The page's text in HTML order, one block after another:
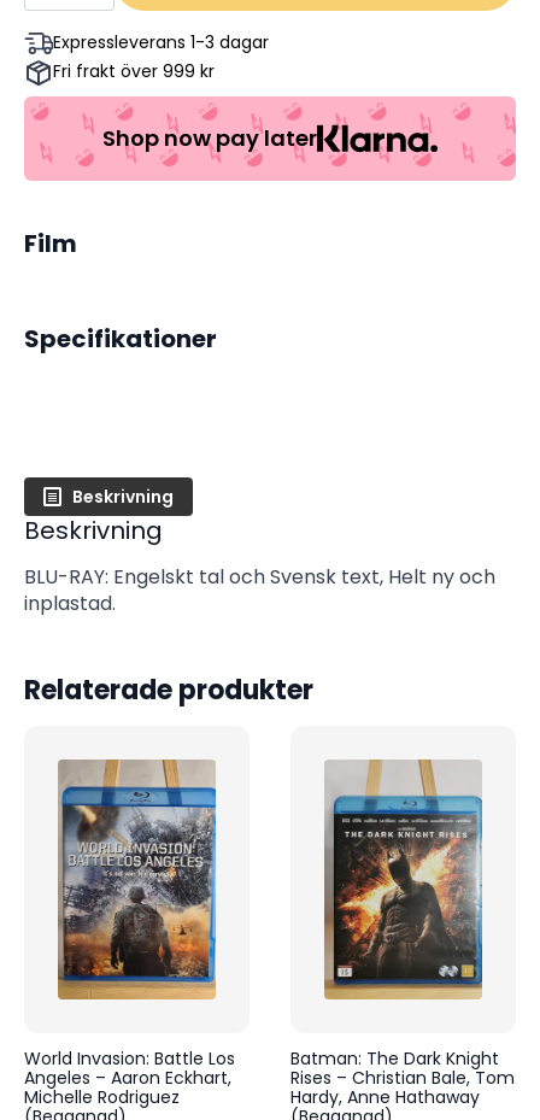
Uprising
(INPLASTAD)
John
Boyega,
Adria
Arjona,
Eastwood
(Begagnad)
mängd
Expressleverans 1-3 dagar
Fri frakt över 999 kr
Shop now pay later
Film
Specifikationer
Beskrivning
Beskrivning
BLU-RAY: Engelskt tal och Svensk text, Helt ny och
inplastad.
Relaterade produkter
World Invasion: Battle Los
Angeles – Aaron Eckhart,
Michelle Rodriguez
Batman: The Dark Knight
Rises – Christian Bale, Tom
Hardy, Anne Hathaway